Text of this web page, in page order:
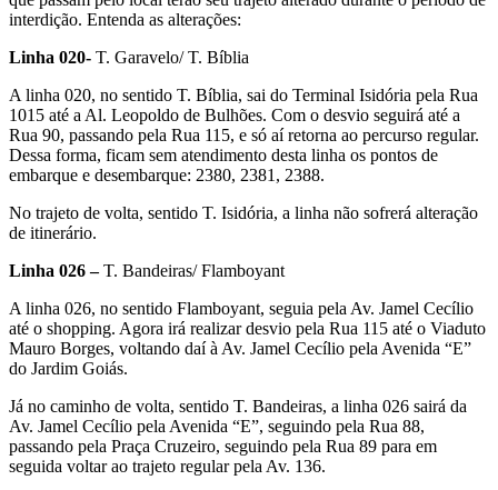
interdição. Entenda as alterações:
Linha 020- T. Garavelo/ T. Bíblia
A linha 020, no sentido T. Bíblia, sai do Terminal Isidória pela Rua
1015 até a Al. Leopoldo de Bulhões. Com o desvio seguirá até a
Rua 90, passando pela Rua 115, e só aí retorna ao percurso regular.
Dessa forma, ficam sem atendimento desta linha os pontos de
embarque e desembarque: 2380, 2381, 2388.
No trajeto de volta, sentido T. Isidória, a linha não sofrerá alteração
de itinerário.
Linha 026 –T. Bandeiras/ Flamboyant
A linha 026, no sentido Flamboyant, seguia pela Av. Jamel Cecílio
até o shopping. Agora irá realizar desvio pela Rua 115 até o Viaduto
Mauro Borges, voltando daí à Av. Jamel Cecílio pela Avenida “E”
do Jardim Goiás.
Já no caminho de volta, sentido T. Bandeiras, a linha 026 sairá da
Av. Jamel Cecílio pela Avenida “E”, seguindo pela Rua 88,
passando pela Praça Cruzeiro, seguindo pela Rua 89 para em
seguida voltar ao trajeto regular pela Av. 136.